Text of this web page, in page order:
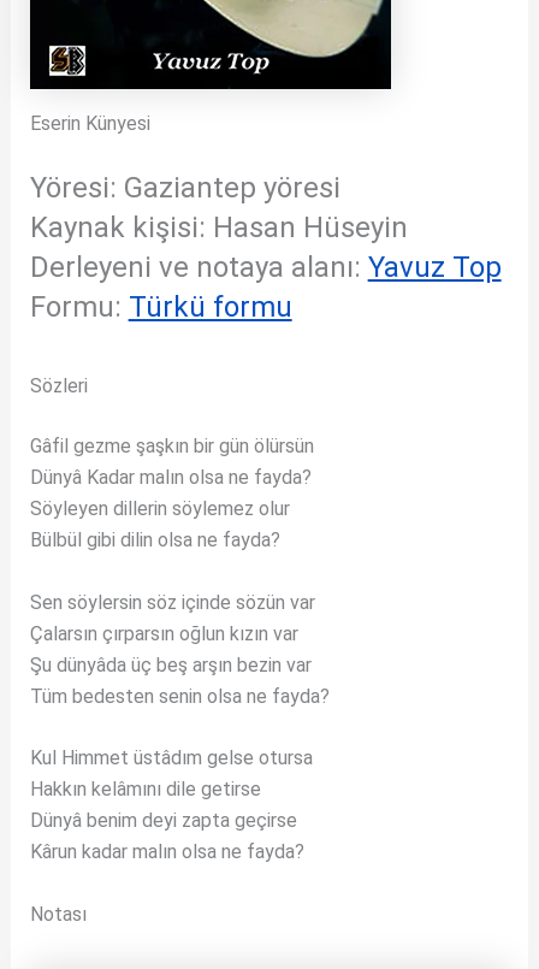
Eserin Künyesi
Yöresi: Gaziantep yöresi
Kaynak kişisi: Hasan Hüseyin
Derleyeni ve notaya alanı: Yavuz Top
Formu: Türkü formu
Sözleri
Gâfil gezme şaşkın bir gün ölürsün
Dünyâ Kadar malın olsa ne fayda?
Söyleyen dillerin söylemez olur
Bülbül gibi dilin olsa ne fayda?
Sen söylersin söz içinde sözün var
Çalarsın çırparsın oğlun kızın var
Şu dünyâda üç beş arşın bezin var
Tüm bedesten senin olsa ne fayda?
Kul Himmet üstâdım gelse otursa
Hakkın kelâmını dile getirse
Dünyâ benim deyi zapta geçirse
Kârun kadar malın olsa ne fayda?
Notası